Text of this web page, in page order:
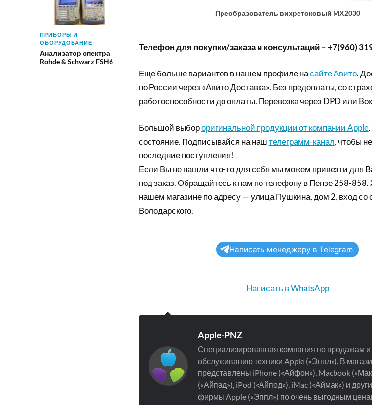
ПРИБОРЫ И
ОБОРУДОВАНИЕ
Анализатор спектра
Rohde & Schwarz FSH6
Преобразователь вихретоковый MX2030
Телефон для покупки/заказа и консультаций – +7(960)
Еще больше вариантов в нашем профиле насайте Авито.
по России через «Авито Доставка». Без предоплаты, со
работоспособности до оплаты. Перевозка через DPD или
Большой выбороригинальной продукции от компании Apple
состояние. Подписывайся на наштелеграмм-канал, чтобы
последние поступления!
Если Вы не нашли что-то для себя мы можем привезти для
под заказ. Обращайтесь к нам по телефону в Пензе 258-
нашем магазине по адресу — улица Пушкина, дом 2, вход со
Володарского.
Написать менеджеру в Telegram
Написать в WhatsApp
Apple-PNZ
Специализированная компания по продажам и
обслуживанию техники Apple («Эппл»). В
представлены iPhone («Айфон»), Macbook
(«Айпад»), iPod («Айпод»), iMac («Аймак») и
фирмы Apple («Эппл») по очень выгодным